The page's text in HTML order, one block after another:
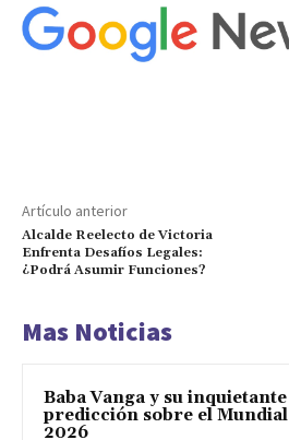
Artículo anterior
Alcalde Reelecto de Victoria
Enfrenta Desafíos Legales:
¿Podrá Asumir Funciones?
Mas Noticias
Baba Vanga y su inquietante
predicción sobre el Mundial
2026